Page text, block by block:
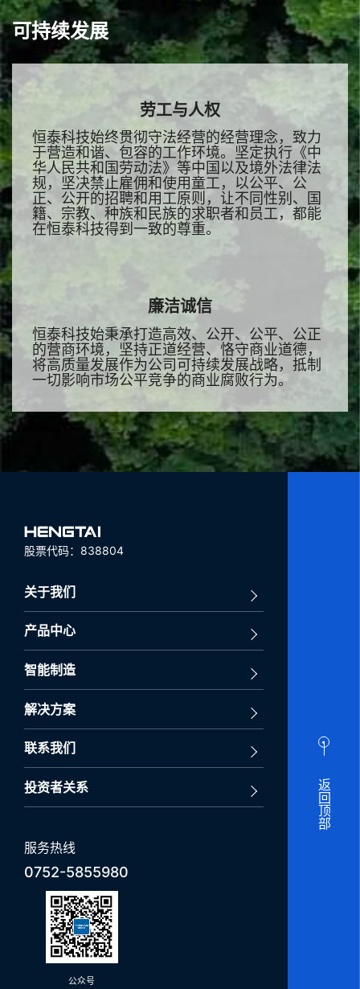
可持续发展
劳工与人权
恒泰科技始终贯彻守法经营的经营理念，致力
于营造和谐、包容的工作环境。坚定执行《中
华人民共和国劳动法》等中国以及境外法律法
规，坚决禁止雇佣和使用童工，以公平、公
正、公开的招聘和用工原则，让不同性别、国
籍、宗教、种族和民族的求职者和员工，都能
在恒泰科技得到一致的尊重。
廉洁诚信
恒泰科技始秉承打造高效、公开、公平、公正
的营商环境，坚持正道经营、恪守商业道德，
将高质量发展作为公司可持续发展战略，抵制
一切影响市场公平竞争的商业腐败行为。
股票代码：838804
关于我们
产品中心
智能制造
解决方案
联系我们
投资者关系
服务热线
0752-5855980
公众号
返回顶部